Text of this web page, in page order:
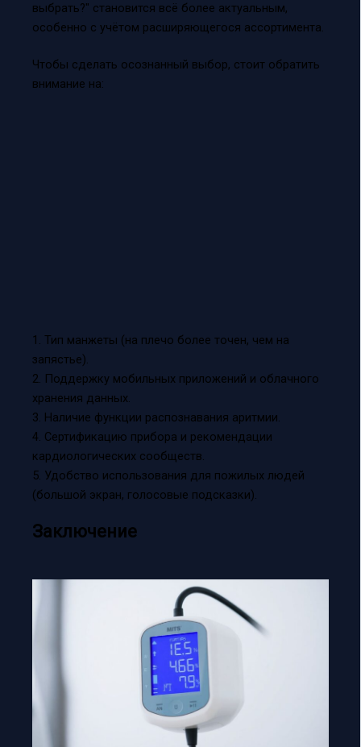
выбрать?" становится всё более актуальным,
особенно с учётом расширяющегося ассортимента.
Чтобы сделать осознанный выбор, стоит обратить
внимание на:
1. Тип манжеты (на плечо более точен, чем на
запястье).
2. Поддержку мобильных приложений и облачного
хранения данных.
3. Наличие функции распознавания аритмии.
4. Сертификацию прибора и рекомендации
кардиологических сообществ.
5. Удобство использования для пожилых людей
(большой экран, голосовые подсказки).
Заключение